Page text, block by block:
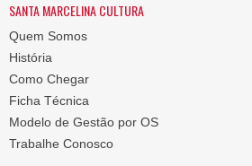
SANTA MARCELINA CULTURA
Quem Somos
História
Como Chegar
Ficha Técnica
Modelo de Gestão por OS
Trabalhe Conosco